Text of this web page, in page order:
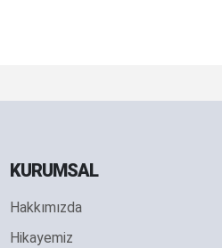
KURUMSAL
Hakkımızda
Hikayemiz